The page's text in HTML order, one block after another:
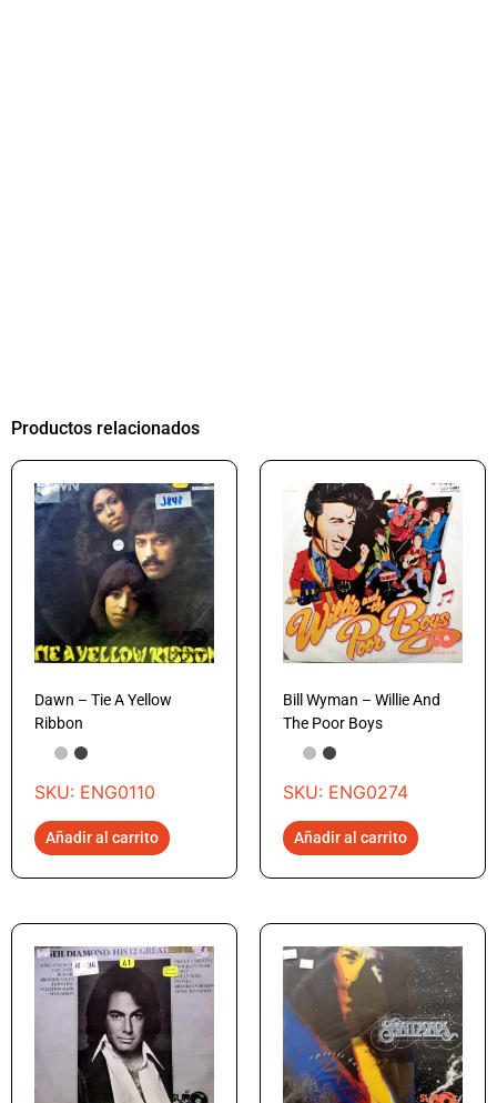
Productos relacionados
Dawn – Tie A Yellow
Ribbon
SKU: ENG0110
Añadir al carrito
Bill Wyman – Willie And
The Poor Boys
SKU: ENG0274
Añadir al carrito